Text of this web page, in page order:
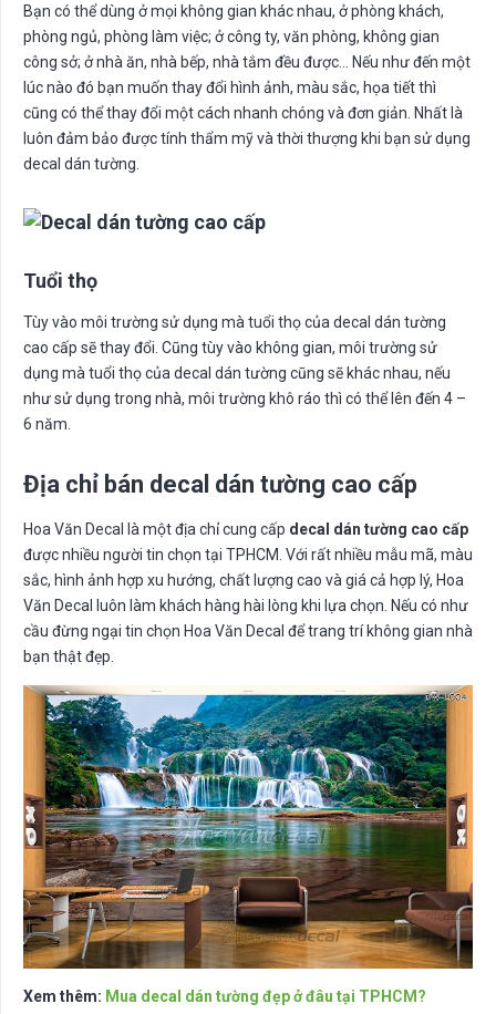
Bạn có thể dùng ở mọi không gian khác nhau, ở phòng khách,
phòng ngủ, phòng làm việc; ở công ty, văn phòng, không gian
công sở; ở nhà ăn, nhà bếp, nhà tắm đều được… Nếu như đến một
lúc nào đó bạn muốn thay đổi hình ảnh, màu sắc, họa tiết thì
cũng có thể thay đổi một cách nhanh chóng và đơn giản. Nhất là
luôn đảm bảo được tính thẩm mỹ và thời thượng khi bạn sử dụng
decal dán tường.
Tuổi thọ
Tùy vào môi trường sử dụng mà tuổi thọ của decal dán tường
cao cấp sẽ thay đổi. Cũng tùy vào không gian, môi trường sử
dụng mà tuổi thọ của decal dán tường cũng sẽ khác nhau, nếu
như sử dụng trong nhà, môi trường khô ráo thì có thể lên đến 4 –
6 năm.
Địa chỉ bán decal dán tường cao cấp
Hoa Văn Decal là một địa chỉ cung cấp decal dán tường cao cấp
được nhiều người tin chọn tại TPHCM. Với rất nhiều mẫu mã, màu
sắc, hình ảnh hợp xu hướng, chất lượng cao và giá cả hợp lý, Hoa
Văn Decal luôn làm khách hàng hài lòng khi lựa chọn. Nếu có như
cầu đừng ngại tin chọn Hoa Văn Decal để trang trí không gian nhà
bạn thật đẹp.
Xem thêm: Mua decal dán tường đẹp ở đâu tại TPHCM?